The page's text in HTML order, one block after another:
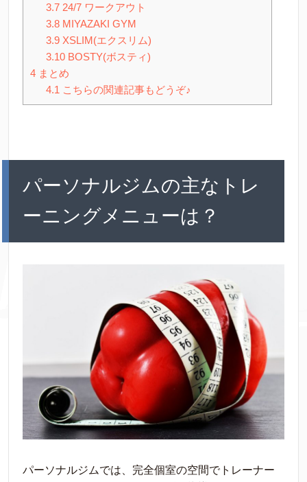
3.724/7 ワークアウト
3.8MIYAZAKI GYM
3.9XSLIM(エクスリム)
3.10BOSTY(ボスティ)
4 まとめ
4.1 こちらの関連記事もどうぞ♪
パーソナルジムの主なトレ
ーニングメニューは？
パーソナルジムでは、完全個室の空間でトレーナー